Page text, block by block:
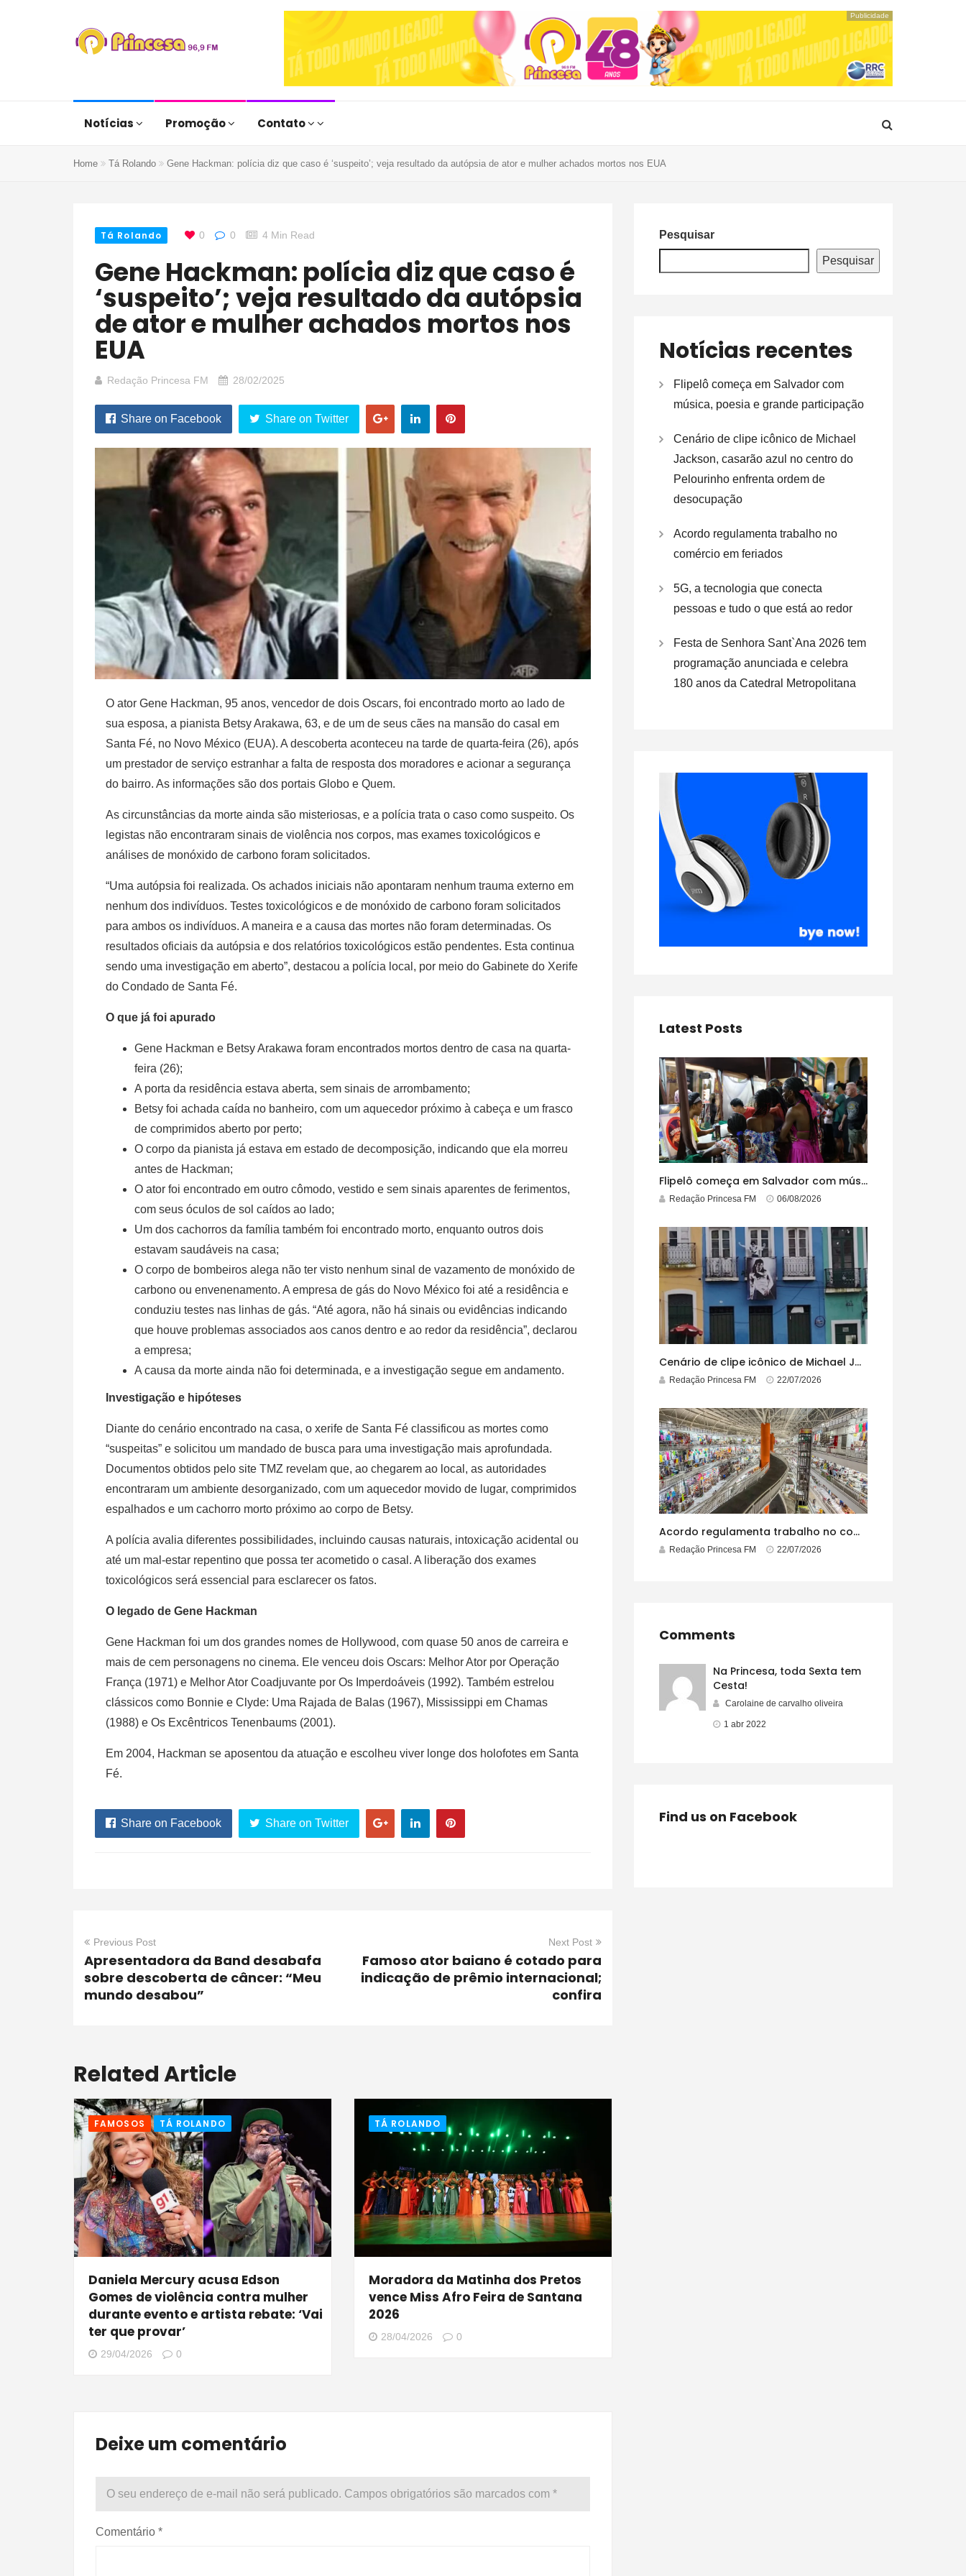
Publicidade
Notícias Promoção Contato
Home Tá Rolando Gene Hackman: polícia diz que caso é ‘suspeito’; veja resultado da autópsia de ator e mulher achados mortos nos EUA
Tá Rolando 0 0 4 Min Read
Gene Hackman: polícia diz que caso é
‘suspeito’; veja resultado da autópsia
de ator e mulher achados mortos nos
EUA
Redação Princesa FM 28/02/2025
Share on Facebook Share on Twitter
O ator Gene Hackman, 95 anos, vencedor de dois Oscars, foi encontrado morto ao lado de
sua esposa, a pianista Betsy Arakawa, 63, e de um de seus cães na mansão do casal em
Santa Fé, no Novo México (EUA). A descoberta aconteceu na tarde de quarta-feira (26), após
um prestador de serviço estranhar a falta de resposta dos moradores e acionar a segurança
do bairro. As informações são dos portais Globo e Quem.
As circunstâncias da morte ainda são misteriosas, e a polícia trata o caso como suspeito. Os
legistas não encontraram sinais de violência nos corpos, mas exames toxicológicos e
análises de monóxido de carbono foram solicitados.
“Uma autópsia foi realizada. Os achados iniciais não apontaram nenhum trauma externo em
nenhum dos indivíduos. Testes toxicológicos e de monóxido de carbono foram solicitados
para ambos os indivíduos. A maneira e a causa das mortes não foram determinadas. Os
resultados oficiais da autópsia e dos relatórios toxicológicos estão pendentes. Esta continua
sendo uma investigação em aberto”, destacou a polícia local, por meio do Gabinete do Xerife
do Condado de Santa Fé.
O que já foi apurado
Gene Hackman e Betsy Arakawa foram encontrados mortos dentro de casa na quarta-
feira (26);
A porta da residência estava aberta, sem sinais de arrombamento;
Betsy foi achada caída no banheiro, com um aquecedor próximo à cabeça e um frasco
de comprimidos aberto por perto;
O corpo da pianista já estava em estado de decomposição, indicando que ela morreu
antes de Hackman;
O ator foi encontrado em outro cômodo, vestido e sem sinais aparentes de ferimentos,
com seus óculos de sol caídos ao lado;
Um dos cachorros da família também foi encontrado morto, enquanto outros dois
estavam saudáveis na casa;
O corpo de bombeiros alega não ter visto nenhum sinal de vazamento de monóxido de
carbono ou envenenamento. A empresa de gás do Novo México foi até a residência e
conduziu testes nas linhas de gás. “Até agora, não há sinais ou evidências indicando
que houve problemas associados aos canos dentro e ao redor da residência”, declarou
a empresa;
A causa da morte ainda não foi determinada, e a investigação segue em andamento.
Investigação e hipóteses
Diante do cenário encontrado na casa, o xerife de Santa Fé classificou as mortes como
“suspeitas” e solicitou um mandado de busca para uma investigação mais aprofundada.
Documentos obtidos pelo site TMZ revelam que, ao chegarem ao local, as autoridades
encontraram um ambiente desorganizado, com um aquecedor movido de lugar, comprimidos
espalhados e um cachorro morto próximo ao corpo de Betsy.
A polícia avalia diferentes possibilidades, incluindo causas naturais, intoxicação acidental ou
até um mal-estar repentino que possa ter acometido o casal. A liberação dos exames
toxicológicos será essencial para esclarecer os fatos.
O legado de Gene Hackman
Gene Hackman foi um dos grandes nomes de Hollywood, com quase 50 anos de carreira e
mais de cem personagens no cinema. Ele venceu dois Oscars: Melhor Ator por Operação
França (1971) e Melhor Ator Coadjuvante por Os Imperdoáveis (1992). Também estrelou
clássicos como Bonnie e Clyde: Uma Rajada de Balas (1967), Mississippi em Chamas
(1988) e Os Excêntricos Tenenbaums (2001).
Em 2004, Hackman se aposentou da atuação e escolheu viver longe dos holofotes em Santa
Fé.
Share on Facebook Share on Twitter
Previous Post
Apresentadora da Band desabafa
sobre descoberta de câncer: “Meu
mundo desabou”
Next Post
Famoso ator baiano é cotado para
indicação de prêmio internacional;
confira
Related Article
FAMOSOS TÁ ROLANDO
Daniela Mercury acusa Edson
Gomes de violência contra mulher
durante evento e artista rebate: ‘Vai
ter que provar’
29/04/2026 0
TÁ ROLANDO
Moradora da Matinha dos Pretos
vence Miss Afro Feira de Santana
2026
28/04/2026 0
Deixe um comentário
O seu endereço de e-mail não será publicado. Campos obrigatórios são marcados com *
Comentário *
Pesquisar
Pesquisar
Notícias recentes
Flipelô começa em Salvador com
música, poesia e grande participação
Cenário de clipe icônico de Michael
Jackson, casarão azul no centro do
Pelourinho enfrenta ordem de
desocupação
Acordo regulamenta trabalho no
comércio em feriados
5G, a tecnologia que conecta
pessoas e tudo o que está ao redor
Festa de Senhora Sant`Ana 2026 tem
programação anunciada e celebra
180 anos da Catedral Metropolitana
Latest Posts
Flipelô começa em Salvador com música, poesia e grande participação
Redação Princesa FM 06/08/2026
Cenário de clipe icônico de Michael Jackson, casarão azul no centro do Pelourinho enfrenta ordem de desocupação
Redação Princesa FM 22/07/2026
Acordo regulamenta trabalho no comércio em feriados
Redação Princesa FM 22/07/2026
Comments
Na Princesa, toda Sexta tem
Cesta!
Carolaine de carvalho oliveira
1 abr 2022
Find us on Facebook